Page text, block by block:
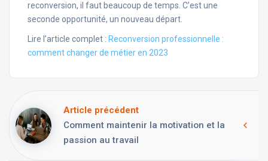
reconversion, il faut beaucoup de temps. C’est une
seconde opportunité, un nouveau départ.
Lire l’article complet : Reconversion professionnelle :
comment changer de métier en 2023
Article précédent
Comment maintenir la motivation et la
passion au travail